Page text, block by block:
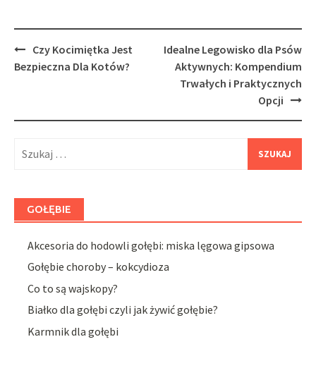
Post
navigation
Czy Kocimiętka Jest
Bezpieczna Dla Kotów?
Idealne Legowisko dla Psów
Aktywnych: Kompendium
Trwałych i Praktycznych
Opcji
GOŁĘBIE
Akcesoria do hodowli gołębi: miska lęgowa gipsowa
Gołębie choroby – kokcydioza
Co to są wajskopy?
Białko dla gołębi czyli jak żywić gołębie?
Karmnik dla gołębi